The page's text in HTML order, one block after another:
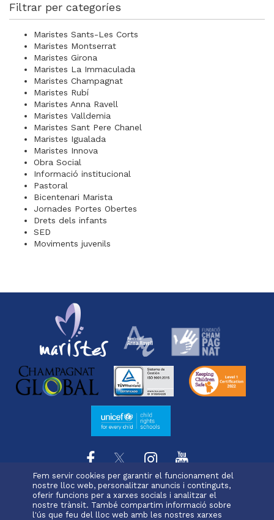
Filtrar per categoríes
Maristes Sants-Les Corts
Maristes Montserrat
Maristes Girona
Maristes La Immaculada
Maristes Champagnat
Maristes Rubí
Maristes Anna Ravell
Maristes Valldemia
Maristes Sant Pere Chanel
Maristes Igualada
Maristes Innova
Obra Social
Informació institucional
Pastoral
Bicentenari Marista
Jornades Portes Obertes
Drets dels infants
SED
Moviments juvenils
Fem servir cookies per garantir el funcionament del
nostre lloc web, personalitzar anuncis i continguts,
oferir funcions per a xarxes socials i analitzar el
nostre trànsit. També compartim informació sobre
l'ús que feu del lloc web amb les nostres xarxes
Menu
L'escola Projecte educatiu
Oferta educativa
Serveis i extraescolars
Pastoral Matrícula